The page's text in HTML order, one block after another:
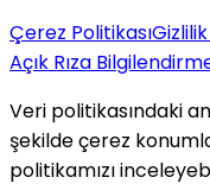
Çerez Politikası
Açık Rıza
Veri politikasındaki
şekilde çerez
politikamızı